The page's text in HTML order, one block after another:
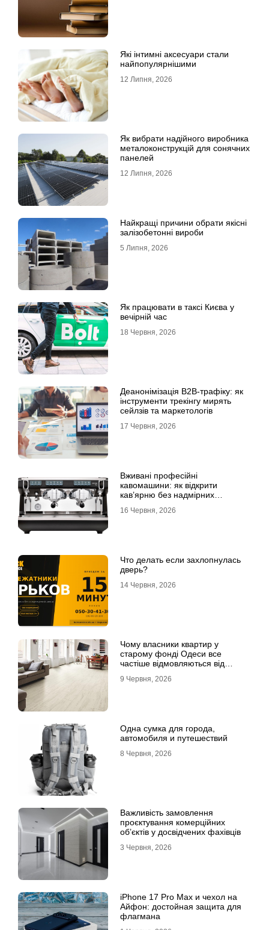
Які інтимні аксесуари стали
найпопулярнішими
12 Липня, 2026
Як вибрати надійного виробника
металоконструкцій для сонячних
панелей
12 Липня, 2026
Найкращі причини обрати якісні
залізобетонні вироби
5 Липня, 2026
Як працювати в таксі Києва у
вечірній час
18 Червня, 2026
Деанонімізація B2B-трафіку: як
інструменти трекінгу мирять
сейлзів та маркетологів
17 Червня, 2026
Вживані професійні
кавомашини: як відкрити
кав’ярню без надмірних
16 Червня, 2026
Что делать если захлопнулась
дверь?
14 Червня, 2026
Чому власники квартир у
старому фонді Одеси все
частіше відмовляються від
9 Червня, 2026
Одна сумка для города,
автомобиля и путешествий
8 Червня, 2026
Важливість замовлення
проєктування комерційних
об’єктів у досвідчених фахівців
3 Червня, 2026
iPhone 17 Pro Max и чехол на
Айфон: достойная защита для
флагмана